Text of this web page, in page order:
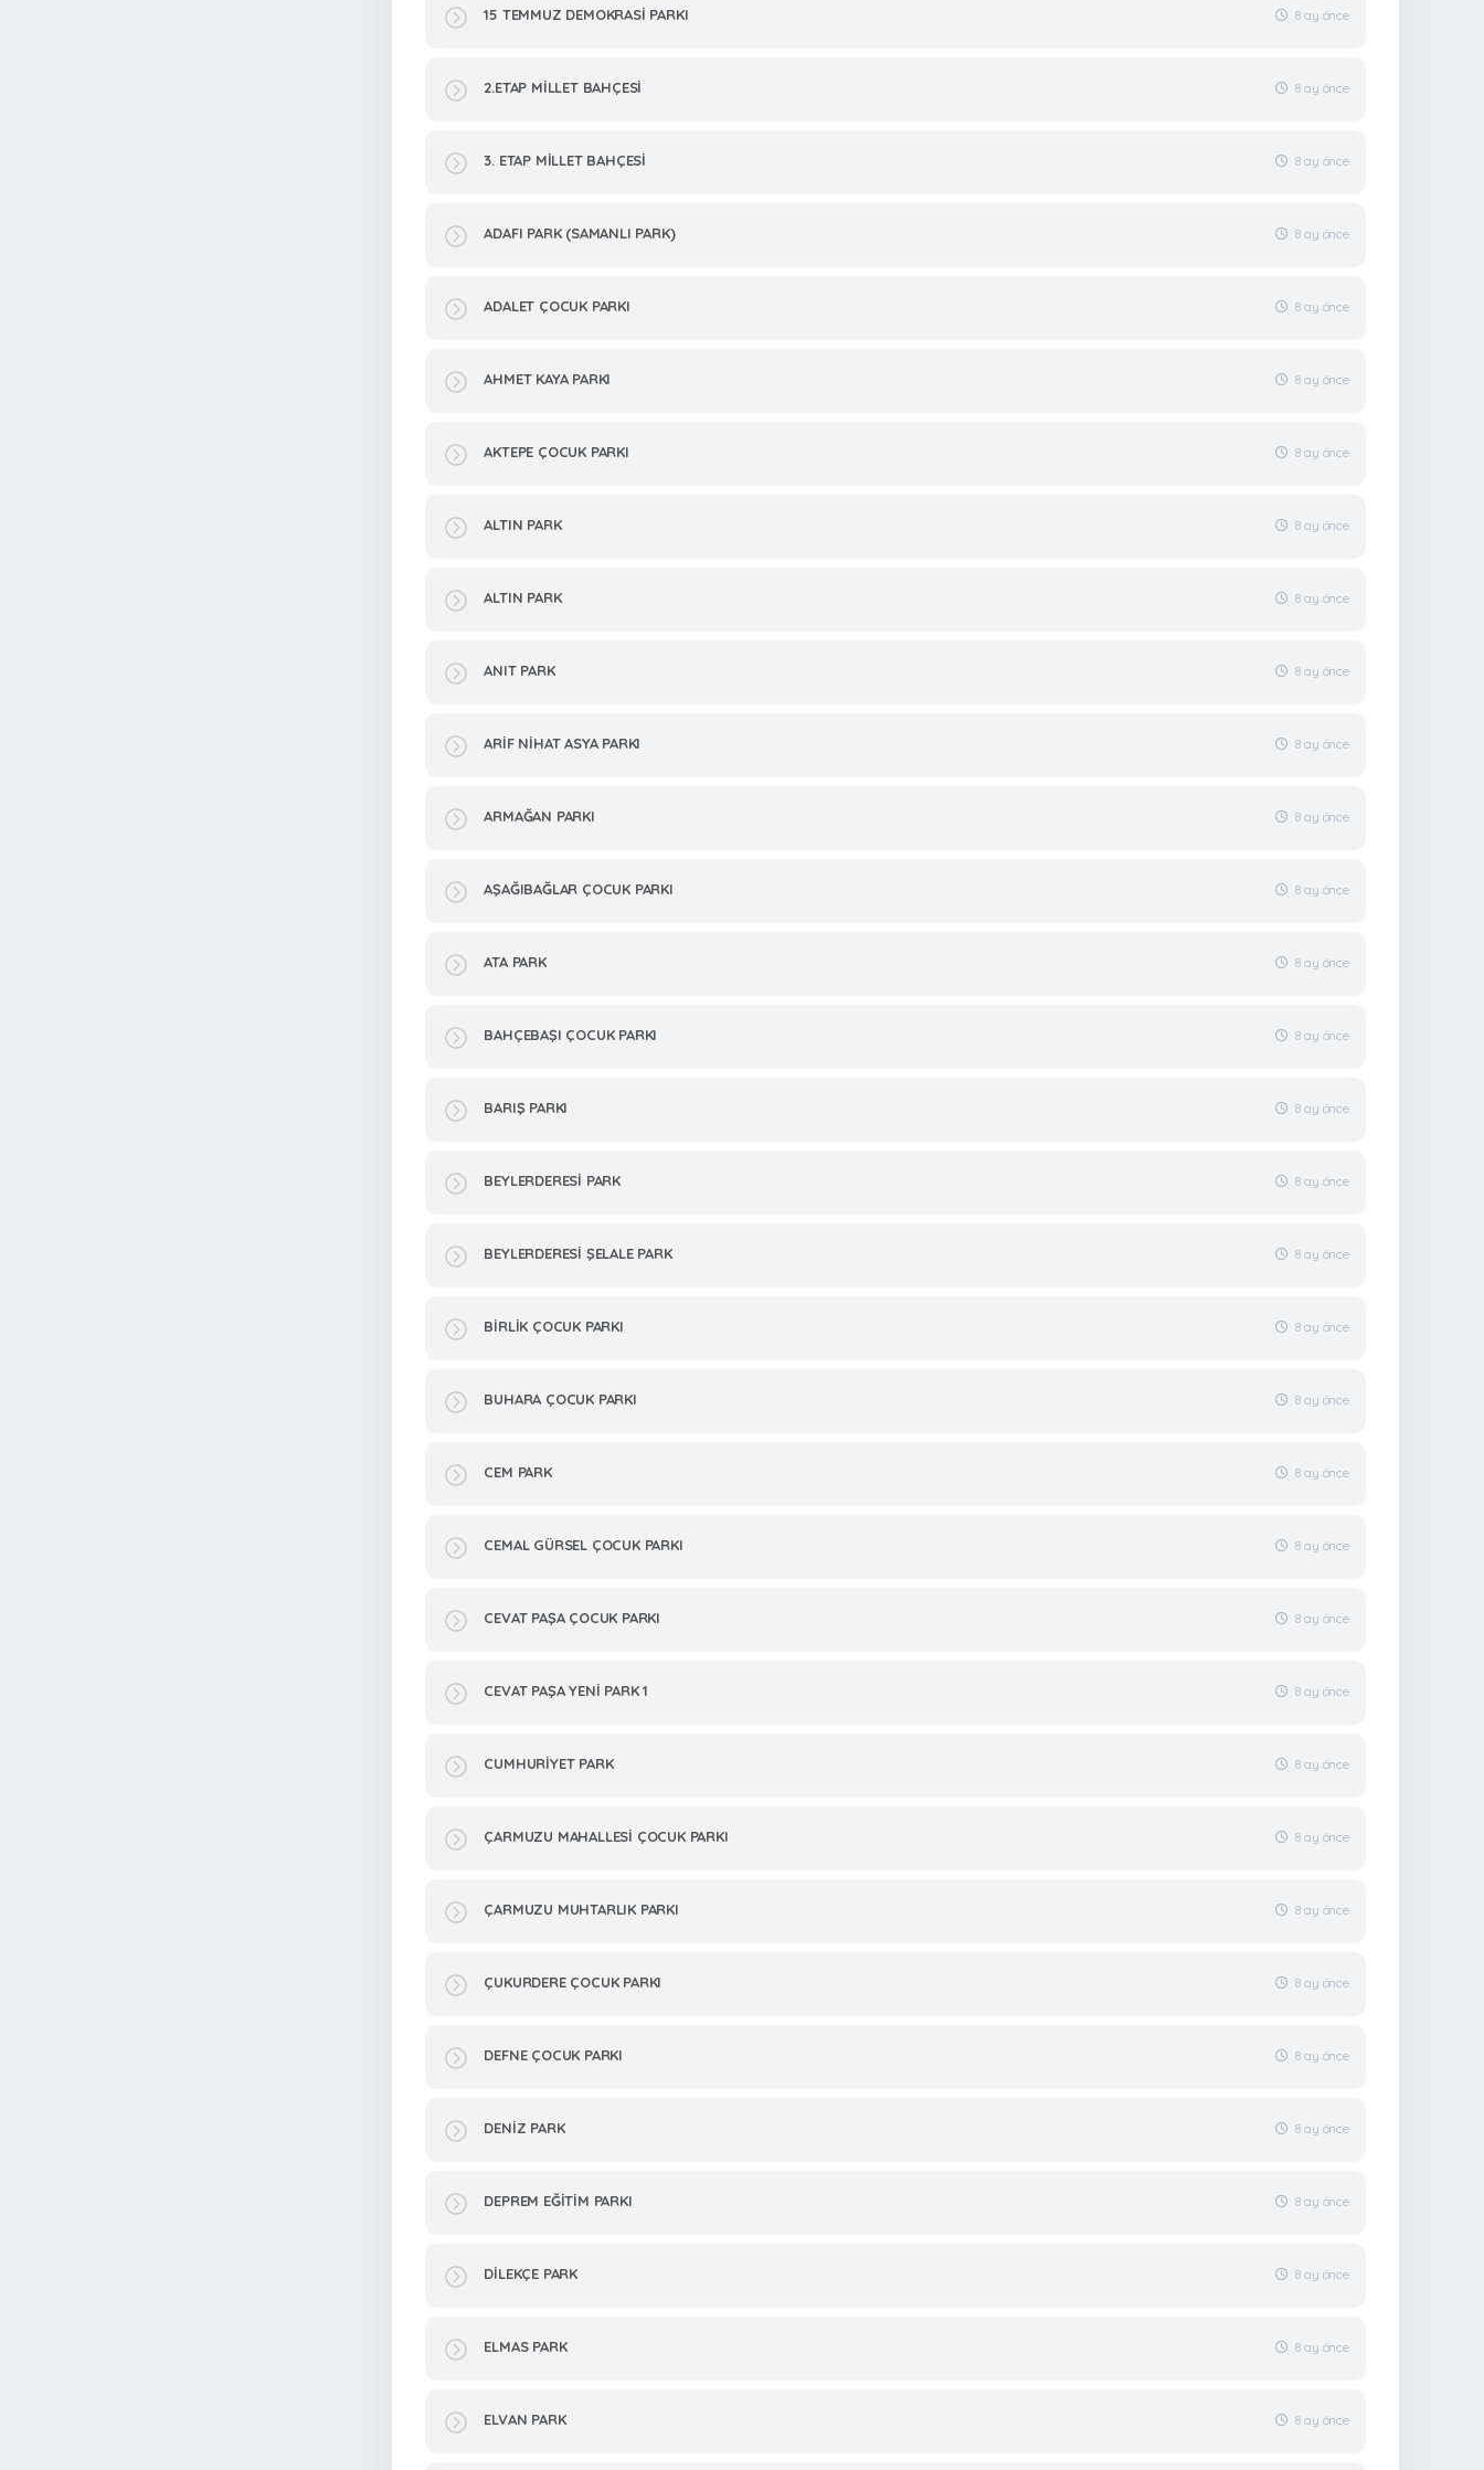
15 TEMMUZ DEMOKRASİ PARKI 8 ay önce
2.ETAP MİLLET BAHÇESİ 8 ay önce
3. ETAP MİLLET BAHÇESİ 8 ay önce
ADAFI PARK (SAMANLI PARK) 8 ay önce
ADALET ÇOCUK PARKI 8 ay önce
AHMET KAYA PARKI 8 ay önce
AKTEPE ÇOCUK PARKI 8 ay önce
ALTIN PARK 8 ay önce
ALTIN PARK 8 ay önce
ANIT PARK 8 ay önce
ARİF NİHAT ASYA PARKI 8 ay önce
ARMAĞAN PARKI 8 ay önce
AŞAĞIBAĞLAR ÇOCUK PARKI 8 ay önce
ATA PARK 8 ay önce
BAHÇEBAŞI ÇOCUK PARKI 8 ay önce
BARIŞ PARKI 8 ay önce
BEYLERDERESİ PARK 8 ay önce
BEYLERDERESİ ŞELALE PARK 8 ay önce
BİRLİK ÇOCUK PARKI 8 ay önce
BUHARA ÇOCUK PARKI 8 ay önce
CEM PARK 8 ay önce
CEMAL GÜRSEL ÇOCUK PARKI 8 ay önce
CEVAT PAŞA ÇOCUK PARKI 8 ay önce
CEVAT PAŞA YENİ PARK 1 8 ay önce
CUMHURİYET PARK 8 ay önce
ÇARMUZU MAHALLESİ ÇOCUK PARKI 8 ay önce
ÇARMUZU MUHTARLIK PARKI 8 ay önce
ÇUKURDERE ÇOCUK PARKI 8 ay önce
DEFNE ÇOCUK PARKI 8 ay önce
DENİZ PARK 8 ay önce
DEPREM EĞİTİM PARKI 8 ay önce
DİLEKÇE PARK 8 ay önce
ELMAS PARK 8 ay önce
ELVAN PARK 8 ay önce